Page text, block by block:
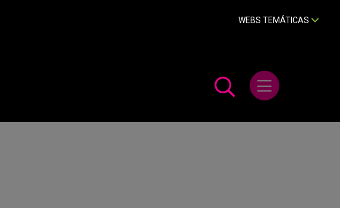
WEBS TEMÁTICAS
Abrir menú